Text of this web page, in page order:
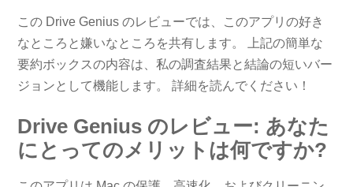
この Drive Genius のレビューでは、このアプリの好き
なところと嫌いなところを共有します。 上記の簡単な
要約ボックスの内容は、私の調査結果と結論の短いバー
ジョンとして機能します。 詳細を読んでください！
Drive Genius のレビュー: あなた
にとってのメリットは何ですか?